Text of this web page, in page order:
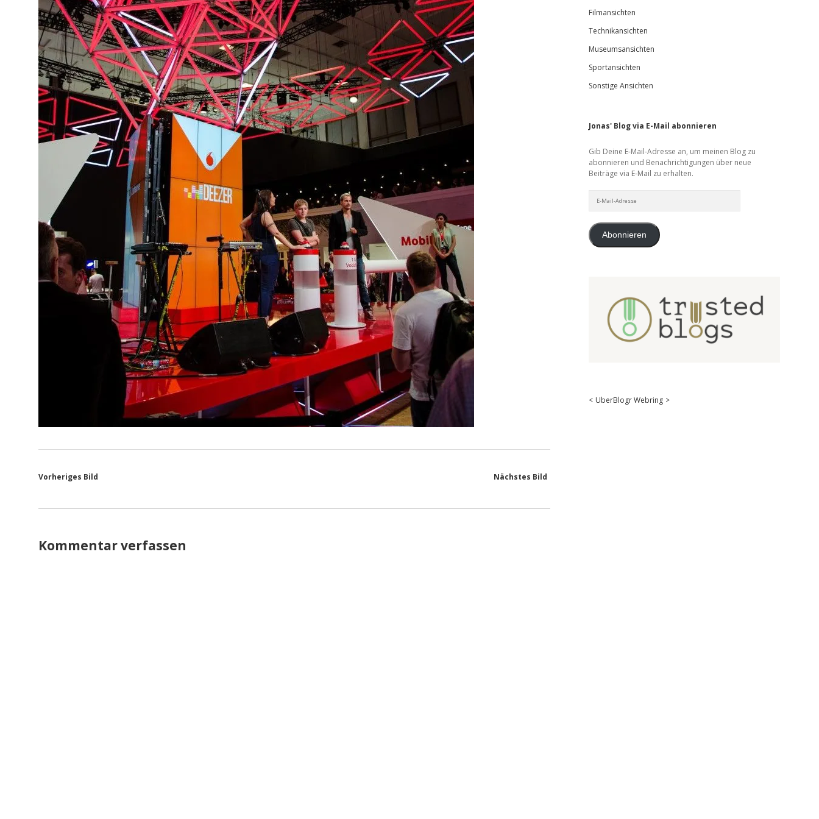
Vorheriges Bild Nächstes Bild
Kommentar verfassen
Filmansichten
Technikansichten
Museumsansichten
Sportansichten
Sonstige Ansichten
Jonas' Blog via E-Mail abonnieren
Gib Deine E-Mail-Adresse an, um meinen Blog zu
abonnieren und Benachrichtigungen über neue
Beiträge via E-Mail zu erhalten.
Mail-
Abonnieren
< UberBlogr Webring >